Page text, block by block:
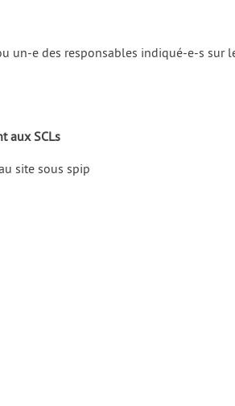
un-e des responsables indiqué-e-s sur
aux SCLs
site sous spip